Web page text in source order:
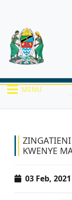
MENU
KWENYE
03 Feb, 2021